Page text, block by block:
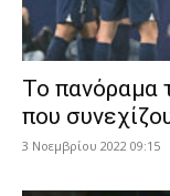
To πανόραμα
που
3 Νοεμβρίου 2022 09:15